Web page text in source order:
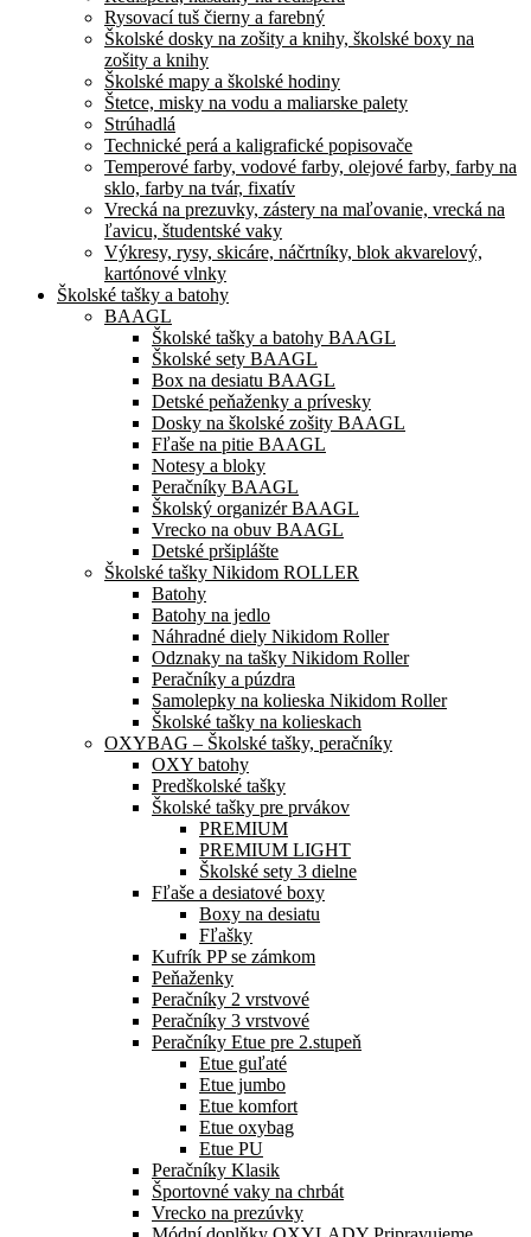
Rysovací tuš čierny a farebný
Školské dosky na zošity a knihy, školské boxy na
zošity a knihy
Školské mapy a školské hodiny
Štetce, misky na vodu a maliarske palety
Strúhadlá
Technické perá a kaligrafické popisovače
Temperové farby, vodové farby, olejové farby, farby na
sklo, farby na tvár, fixatív
Vrecká na prezuvky, zástery na maľovanie, vrecká na
ľavicu, študentské vaky
Výkresy, rysy, skicáre, náčrtníky, blok akvarelový,
kartónové vlnky
Školské tašky a batohy
BAAGL
Školské tašky a batohy BAAGL
Školské sety BAAGL
Box na desiatu BAAGL
Detské peňaženky a prívesky
Dosky na školské zošity BAAGL
Fľaše na pitie BAAGL
Notesy a bloky
Peračníky BAAGL
Školský organizér BAAGL
Vrecko na obuv BAAGL
Detské pršiplášte
Školské tašky Nikidom ROLLER
Batohy
Batohy na jedlo
Náhradné diely Nikidom Roller
Odznaky na tašky Nikidom Roller
Peračníky a púzdra
Samolepky na kolieska Nikidom Roller
Školské tašky na kolieskach
OXYBAG – Školské tašky, peračníky
OXY batohy
Predškolské tašky
Školské tašky pre prvákov
PREMIUM
PREMIUM LIGHT
Školské sety 3 dielne
Fľaše a desiatové boxy
Boxy na desiatu
Fľašky
Kufrík PP se zámkom
Peňaženky
Peračníky 2 vrstvové
Peračníky 3 vrstvové
Peračníky Etue pre 2.stupeň
Etue guľaté
Etue jumbo
Etue komfort
Etue oxybag
Etue PU
Peračníky Klasik
Športovné vaky na chrbát
Vrecko na prezúvky